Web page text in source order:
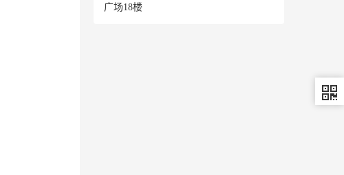
广场18楼